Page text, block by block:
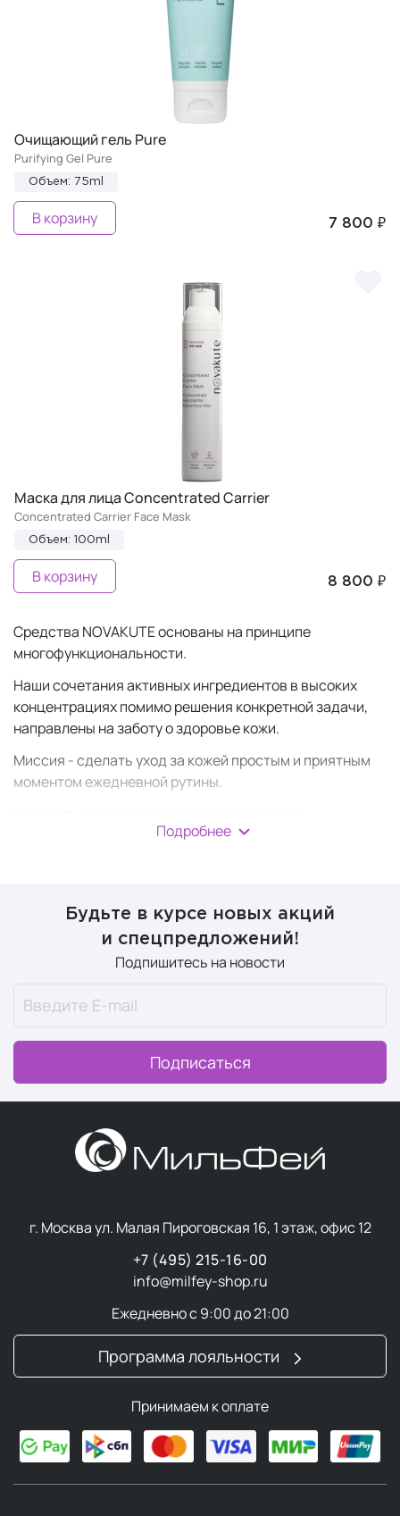
Очищающий гель Pure
Purifying Gel Pure
Объем: 75ml
7 800 ₽
В корзину
Маска для лица Concentrated Carrier
Concentrated Carrier Face Mask
Объем: 100ml
8 800 ₽
В корзину
Средства NOVAKUTE основаны на принципе
многофункциональности.
Наши сочетания активных ингредиентов в высоких
концентрациях помимо решения конкретной задачи,
направлены на заботу о здоровье кожи.
Миссия - сделать уход за кожей простым и приятным
моментом ежедневной рутины.
естественной красоты на протяжении всей жизни.
Подробнее
Будьте в курсе новых акций
и спецпредложений!
Подпишитесь на новости
Подписаться
г. Москва ул. Малая Пироговская 16, 1 этаж, офис 12
+7 (495) 215-16-00
info@milfey-shop.ru
Ежедневно с 9:00 до 21:00
Программа лояльности
Принимаем к оплате